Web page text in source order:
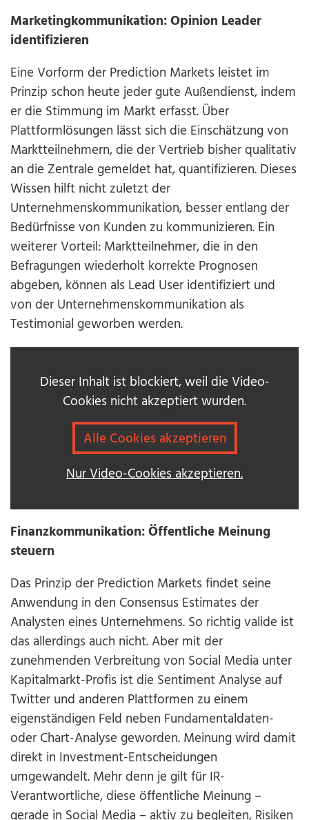
Marketingkommunikation: Opinion Leader
identifizieren
Eine Vorform der Prediction Markets leistet im
Prinzip schon heute jeder gute Außendienst, indem
er die Stimmung im Markt erfasst. Über
Plattformlösungen lässt sich die Einschätzung von
Marktteilnehmern, die der Vertrieb bisher qualitativ
an die Zentrale gemeldet hat, quantifizieren. Dieses
Wissen hilft nicht zuletzt der
Unternehmenskommunikation, besser entlang der
Bedürfnisse von Kunden zu kommunizieren. Ein
weiterer Vorteil: Marktteilnehmer, die in den
Befragungen wiederholt korrekte Prognosen
abgeben, können als Lead User identifiziert und
von der Unternehmenskommunikation als
Testimonial geworben werden.
Dieser Inhalt ist blockiert, weil die Video-
Cookies nicht akzeptiert wurden.
Alle Cookies akzeptieren
Nur Video-Cookies akzeptieren.
Finanzkommunikation: Öffentliche Meinung
steuern
Das Prinzip der Prediction Markets findet seine
Anwendung in den Consensus Estimates der
Analysten eines Unternehmens. So richtig valide ist
das allerdings auch nicht. Aber mit der
zunehmenden Verbreitung von Social Media unter
Kapitalmarkt-Profis ist die Sentiment Analyse auf
Twitter und anderen Plattformen zu einem
eigenständigen Feld neben Fundamentaldaten-
oder Chart-Analyse geworden. Meinung wird damit
direkt in Investment-Entscheidungen
umgewandelt. Mehr denn je gilt für IR-
Verantwortliche, diese öffentliche Meinung –
gerade in Social Media – aktiv zu begleiten, Risiken